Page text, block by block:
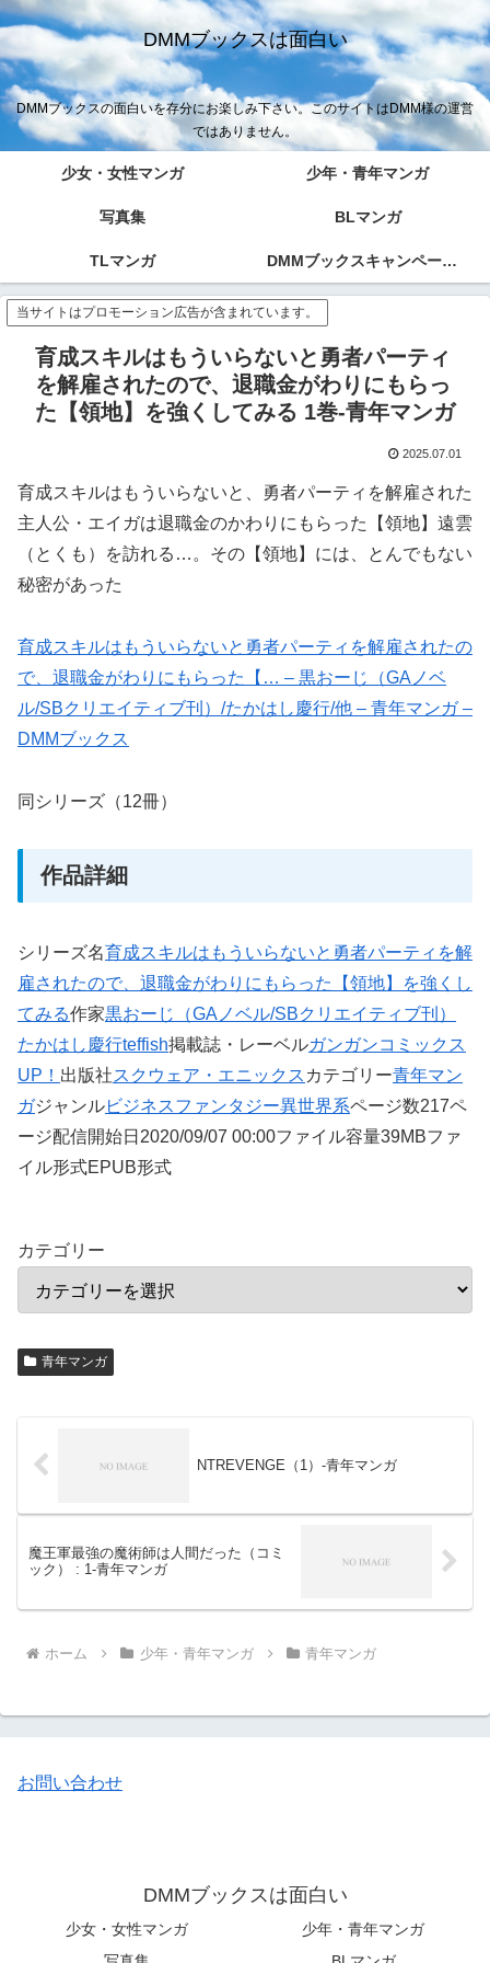
DMMブックスは面白い
DMMブックスの面白いを存分にお楽しみ下さい。このサイトはDMM様の運営
ではありません。
少女・女性マンガ 少年・青年マンガ
写真集 BLマンガ
TLマンガ DMMブックスキャンペーン！！
当サイトはプロモーション広告が含まれています。
育成スキルはもういらないと勇者パーティ
を解雇されたので、退職金がわりにもらっ
た【領地】を強くしてみる 1巻-青年マンガ
2025.07.01
育成スキルはもういらないと、勇者パーティを解雇された
主人公・エイガは退職金のかわりにもらった【領地】遠雲
（とくも）を訪れる…。その【領地】には、とんでもない
秘密があった
育成スキルはもういらないと勇者パーティを解雇されたの
で、退職金がわりにもらった【… – 黒おーじ（GAノベ
ル/SBクリエイティブ刊）/たかはし慶行/他 – 青年マンガ –
DMMブックス
同シリーズ（12冊）
作品詳細
シリーズ名育成スキルはもういらないと勇者パーティを解
雇されたので、退職金がわりにもらった【領地】を強くし
てみる作家黒おーじ（GAノベル/SBクリエイティブ刊）
たかはし慶行teffish掲載誌・レーベルガンガンコミックス
UP！ 出版社スクウェア・エニックス カテゴリー青年マン
ガジャンルビジネスファンタジー異世界系ページ数217ペ
ージ配信開始日2020/09/07 00:00ファイル容量39MBファ
イル形式EPUB形式
カテゴリー
青年マンガ
NTREVENGE（1）-青年マンガ
魔王軍最強の魔術師は人間だった（コミ
ック） : 1-青年マンガ
ホーム 少年・青年マンガ 青年マンガ
お問い合わせ
DMMブックスは面白い
少女・女性マンガ
少年・青年マンガ